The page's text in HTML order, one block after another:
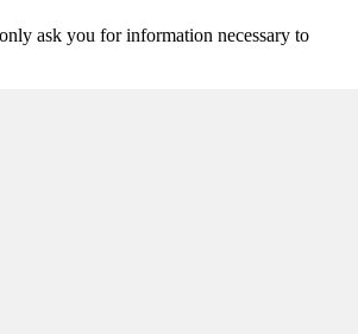
ask you for information necessary to